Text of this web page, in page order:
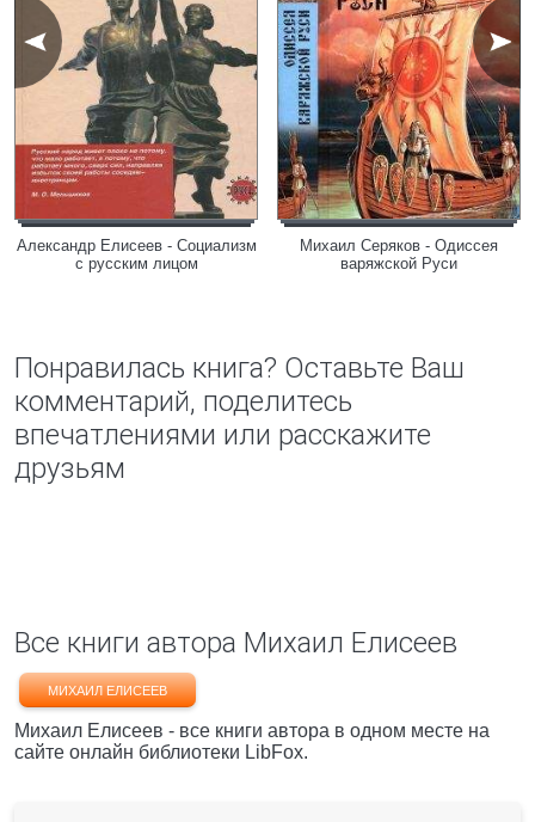
Александр Елисеев - Социализм
с русским лицом
Михаил Серяков - Одиссея
варяжской Руси
Понравилась книга? Оставьте Ваш
комментарий, поделитесь
впечатлениями или расскажите
друзьям
Все книги автора Михаил Елисеев
МИХАИЛ ЕЛИСЕЕВ
Михаил Елисеев - все книги автора в одном месте на
сайте онлайн библиотеки LibFox.